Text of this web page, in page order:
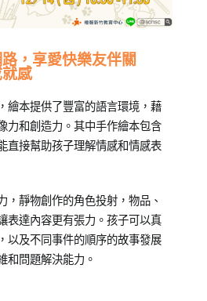
，享愛快樂友伴關
感
繪本提供了豐富的語言環境，藉
力和創造力。其中手作繪本包含
直接幫助孩子理解情感和情感表
，靜物創作的角色投射，物品、
表達內容更有張力。孩子可以真
以及不同事件的順序的故事發展
和問題解決能力。